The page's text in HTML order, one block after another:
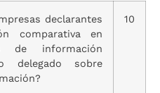
declarantes
comparativa en
de información
delegado sobre
10